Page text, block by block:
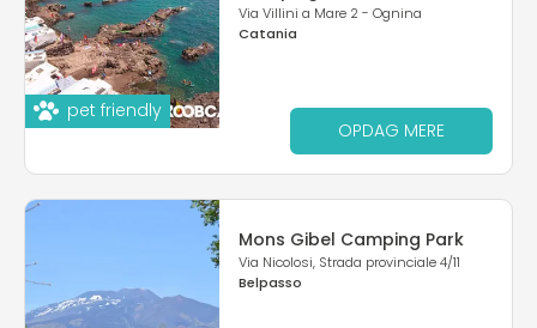
pet friendly
Via Villini a Mare 2 - Ognina
Catania
OPDAG MERE
Mons Gibel Camping Park
Via Nicolosi, Strada provinciale 4/11
Belpasso